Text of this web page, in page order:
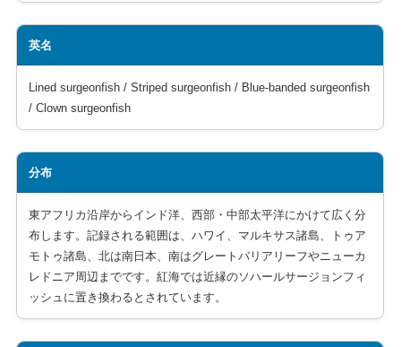
英名
Lined surgeonfish / Striped surgeonfish / Blue-banded surgeonfish
/ Clown surgeonfish
分布
東アフリカ沿岸からインド洋、西部・中部太平洋にかけて広く分
布します。記録される範囲は、ハワイ、マルキサス諸島、トゥア
モトゥ諸島、北は南日本、南はグレートバリアリーフやニューカ
レドニア周辺までです。紅海では近縁のソハールサージョンフィ
ッシュに置き換わるとされています。